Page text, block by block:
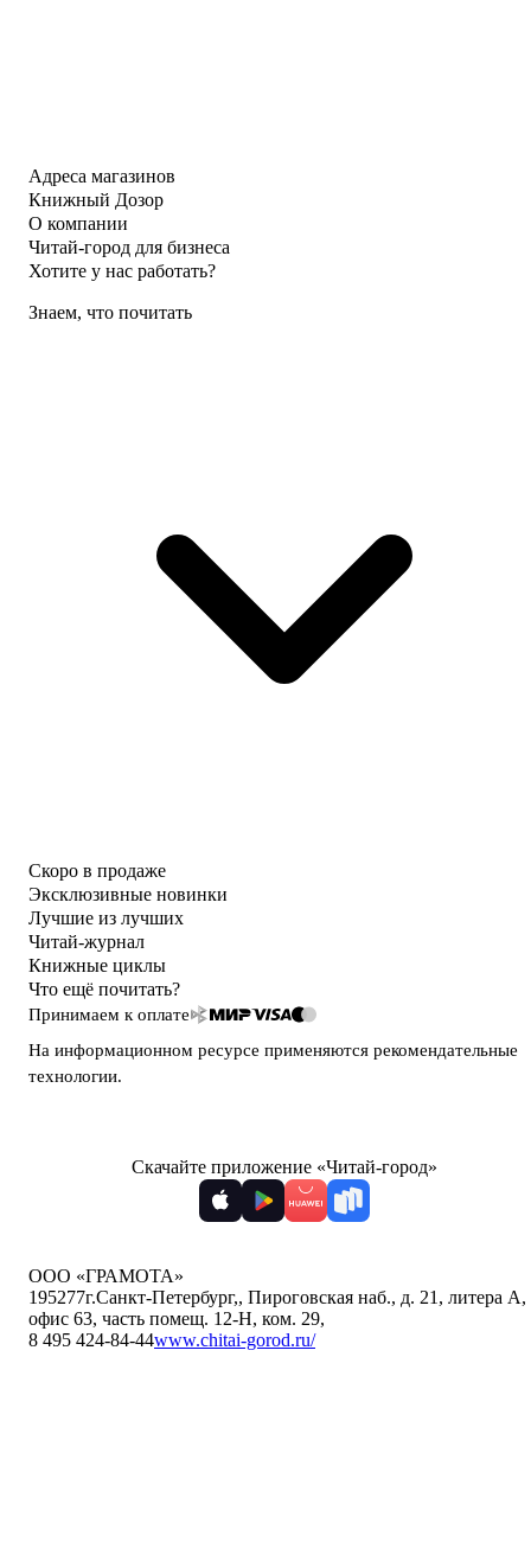
Адреса магазинов
Книжный Дозор
О компании
Читай-город для бизнеса
Хотите у нас работать?
Знаем, что почитать
Скоро в продаже
Эксклюзивные новинки
Лучшие из лучших
Читай-журнал
Книжные циклы
Что ещё почитать?
Принимаем к оплате
На информационном ресурсе применяются рекомендательные
технологии.
Скачайте приложение «Читай-город»
ООО «ГРАМОТА»
195277г.Санкт-Петербург,, Пироговская наб., д. 21, литера А,
офис 63, часть помещ. 12-Н, ком. 29,
8 495 424-84-44www.chitai-gorod.ru/